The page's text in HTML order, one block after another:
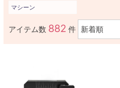
マシーン
アイテム数 882 件